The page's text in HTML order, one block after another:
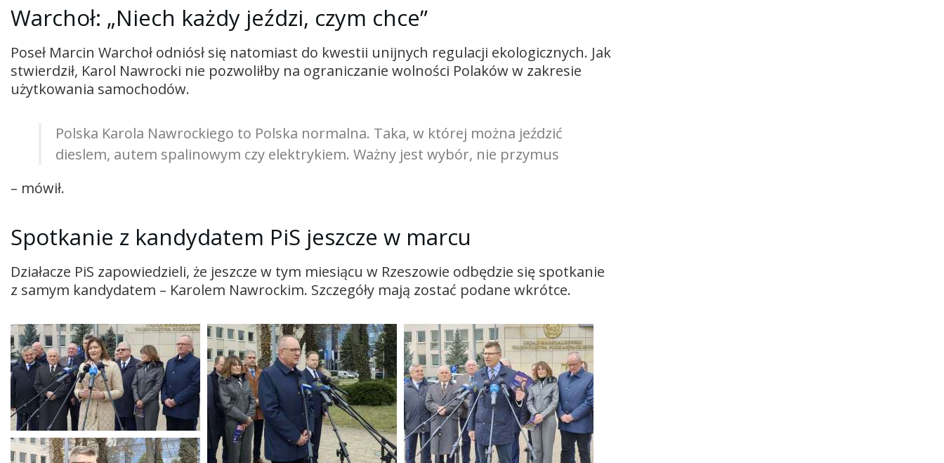
Warchoł: „Niech każdy jeździ, czym chce”
Poseł Marcin Warchoł odniósł się natomiast do kwestii unijnych regulacji ekologicznych. Jak
stwierdził, Karol Nawrocki nie pozwoliłby na ograniczanie wolności Polaków w zakresie
użytkowania samochodów.
Polska Karola Nawrockiego to Polska normalna. Taka, w której można jeździć
dieslem, autem spalinowym czy elektrykiem. Ważny jest wybór, nie przymus
– mówił.
Spotkanie z kandydatem PiS jeszcze w marcu
Działacze PiS zapowiedzieli, że jeszcze w tym miesiącu w Rzeszowie odbędzie się spotkanie
z samym kandydatem – Karolem Nawrockim. Szczegóły mają zostać podane wkrótce.